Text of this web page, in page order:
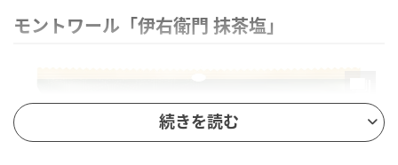
モントワール「伊右衛門 抹茶塩」
続きを読む